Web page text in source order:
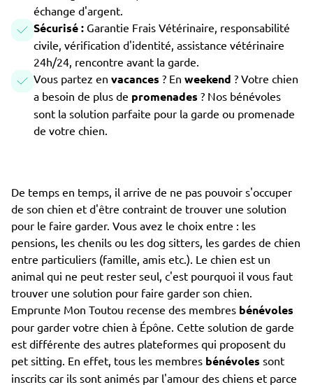
échange d'argent.
Sécurisé : Garantie Frais Vétérinaire, responsabilité
civile, vérification d'identité, assistance vétérinaire
24h/24, rencontre avant la garde.
Vous partez en vacances ? En weekend ? Votre chien
a besoin de plus de promenades ? Nos bénévoles
sont la solution parfaite pour la garde ou promenade
de votre chien.
De temps en temps, il arrive de ne pas pouvoir s'occuper
de son chien et d'être contraint de trouver une solution
pour le faire garder. Vous avez le choix entre : les
pensions, les chenils ou les dog sitters, les gardes de chien
entre particuliers (famille, amis etc.). Le chien est un
animal qui ne peut rester seul, c'est pourquoi il vous faut
trouver une solution pour faire garder son chien.
Emprunte Mon Toutou recense des membres bénévoles
pour garder votre chien à Épône. Cette solution de garde
est différente des autres plateformes qui proposent du
pet sitting. En effet, tous les membres bénévoles sont
inscrits car ils sont animés par l'amour des chiens et parce